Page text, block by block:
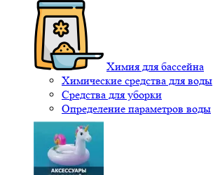
Химия для бассейна
Химические средства для воды
Средства для уборки
Определение параметров воды